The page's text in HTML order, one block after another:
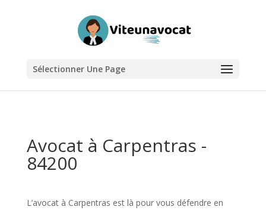
Sélectionner Une Page
Avocat à Carpentras -
84200
L’avocat à Carpentras est là pour vous défendre en